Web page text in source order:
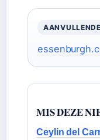
MIS DEZE
Ceylin del